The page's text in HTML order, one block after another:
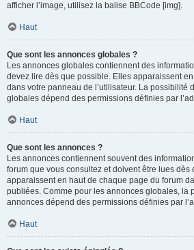
afficher l’image, utilisez la balise BBCode [img].
Haut
Que sont les annonces globales ?
Les annonces globales contiennent des
devez lire dès que possible. Elles apparaissent
dans votre panneau de l’utilisateur. La possibilité
globales dépend des permissions définies par
Haut
Que sont les annonces ?
Les annonces contiennent souvent des
forum que vous consultez et doivent être lues
apparaissent en haut de chaque page du forum
publiées. Comme pour les annonces globales, la
annonces dépend des permissions définies par
Haut